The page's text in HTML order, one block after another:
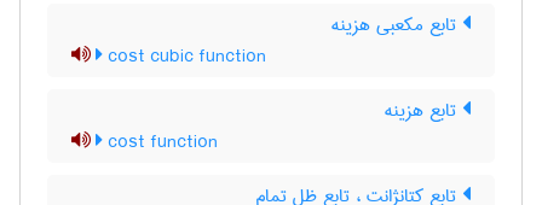
تابع مکعبی هزینه
cost cubic function
تابع هزینه
cost function
تابع کتانژانت ، تابع ظل تمام